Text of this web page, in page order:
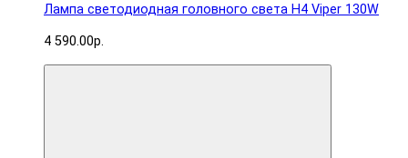
Лампа светодиодная головного света H4 Viper 130W
4 590.00р.